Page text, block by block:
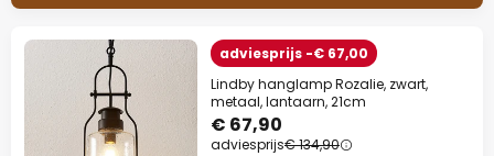
adviesprijs -€ 67,00
Lindby hanglamp Rozalie, zwart,
metaal, lantaarn, 21cm
€ 67,90
adviesprijs€ 134,90